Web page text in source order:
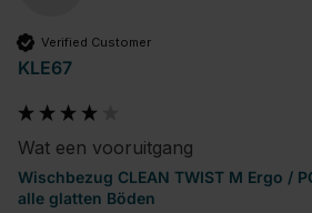
Verified Customer
KLE67
Wat een vooruitgang
Wischbezug CLEAN TWIST M Ergo /
alle glatten Böden